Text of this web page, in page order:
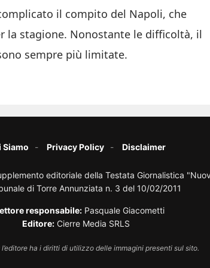
il compito del Napoli, che
la stagione. Nonostante le difficoltà, il
sempre più limitate.
Siamo Privacy Policy Disclaimer
editoriale della Testata Giornalistica
di Torre Annunziata n. 3 del 10/02/2011
responsabile: Pasquale Giacometti
Editore: Cierre Media SRLS
ha i diritti di utilizzo delle immagini presenti sul sito.